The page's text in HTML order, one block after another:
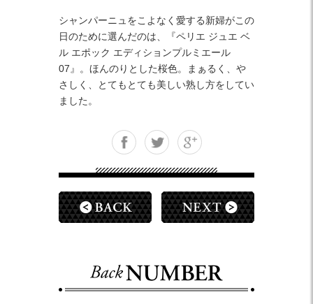
シャンパーニュをこよなく愛する新婦がこの
日のために選んだのは、『ペリエ ジュエ ベ
ル エポック エディションプルミエール
07』。ほんのりとした桜色。まぁるく、や
さしく、とてもとても美しい熟し方をしてい
ました。